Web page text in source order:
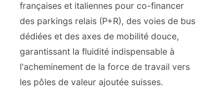
françaises et italiennes pour co-financer
des parkings relais (P+R), des voies de bus
dédiées et des axes de mobilité douce,
garantissant la fluidité indispensable à
l'acheminement de la force de travail vers
les pôles de valeur ajoutée suisses.